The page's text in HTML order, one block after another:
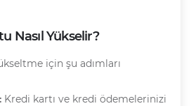
Nasıl Yükselir?
için şu adımları
Kredi kartı ve kredi ödemelerinizi